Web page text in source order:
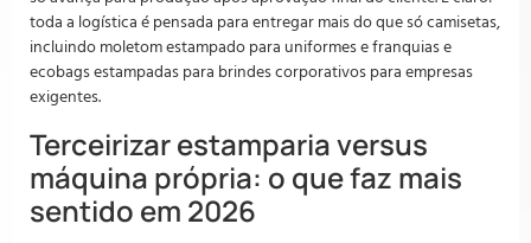
toda a logística é pensada para entregar mais do que só camisetas,
incluindo moletom estampado para uniformes e franquias e
ecobags estampadas para brindes corporativos para empresas
exigentes.
Terceirizar estamparia versus
máquina própria: o que faz mais
sentido em 2026